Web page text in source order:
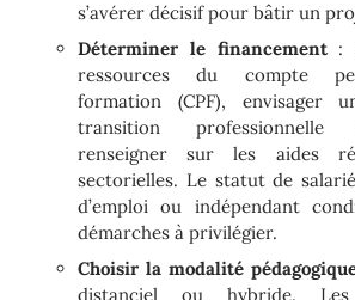
s’avérer décisif pour bâtir un
Déterminer le financement:
ressources du compte
formation (CPF), envisager
transition
renseigner sur les aides
sectorielles. Le statut de
d’emploi ou indépendant
démarches à privilégier.
Choisir la modalité
distanciel ou hybride. Les